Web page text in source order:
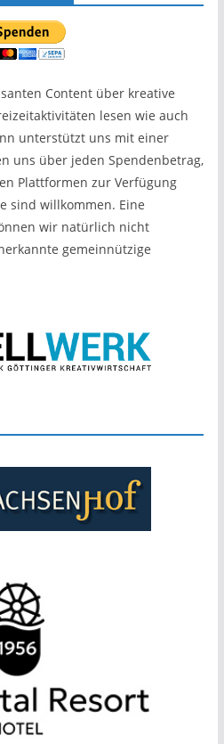
Content über kreative
lesen wie auch
unterstützt uns mit einer
uns über jeden Spendenbetrag,
Plattformen zur Verfügung
sind willkommen. Eine
wir natürlich nicht
gemeinnützige